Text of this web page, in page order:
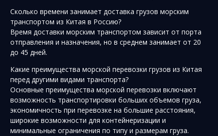
Сколько времени занимает доставка грузов морским
транспортом из Китая в Россию?
Время доставки морским транспортом зависит от порта
отправления и назначения, но в среднем занимает от 20
до 45 дней.
Какие преимущества морской перевозки грузов из Китая
перед другими видами транспорта?
Основные преимущества морской перевозки включают
возможность транспортировки больших объемов груза,
экономичность при перевозке на большие расстояния,
широкие возможности для контейнеризации и
минимальные ограничения по типу и размерам груза.